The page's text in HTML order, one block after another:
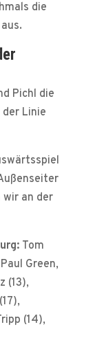
die
Pichl die
Linie
wir an der
Tom
Green,
(13),
(14),